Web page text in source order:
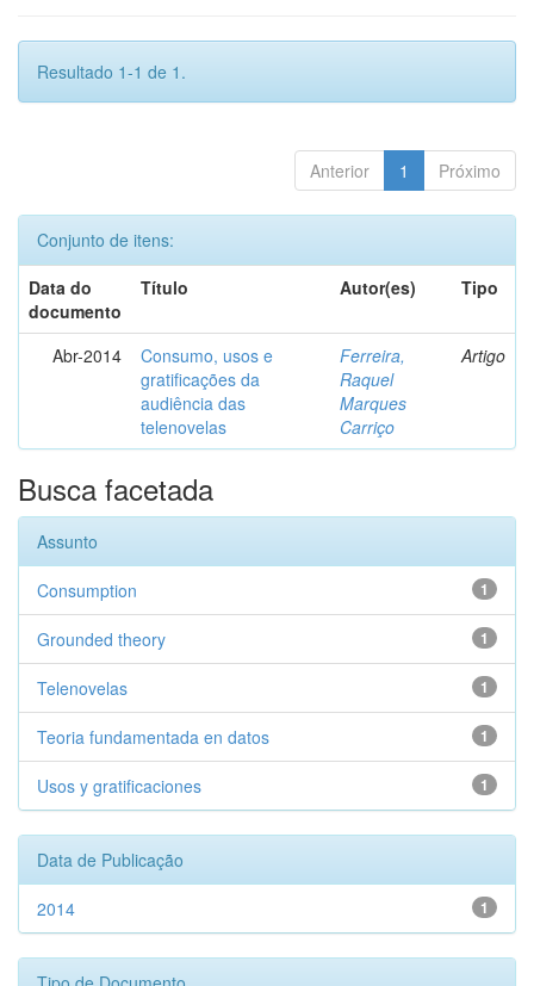
Resultado 1-1 de 1.
Anterior 1 Próximo
Conjunto de itens:
Data do
documento
Título Autor(es) Tipo
Abr-2014
Consumo, usos e
gratificações da
audiência das
telenovelas
Ferreira,
Raquel
Marques
Carriço
Artigo
Busca facetada
Assunto
1
Consumption
1
Grounded theory
1
Telenovelas
1
Teoria fundamentada en datos
1
Usos y gratificaciones
Data de Publicação
1
2014